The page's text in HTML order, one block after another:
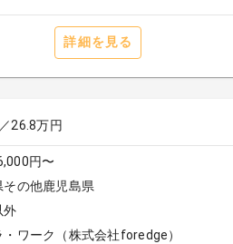
詳細を見る
26.8万円
円〜
その他鹿児島県
外
・ワーク（株式会社foredge）